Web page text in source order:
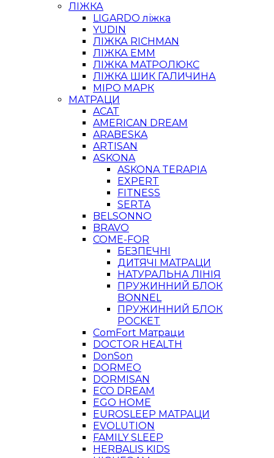
ЛІЖКА
LIGARDO ліжка
YUDIN
ЛІЖКА RICHMAN
ЛІЖКА ЕММ
ЛІЖКА МАТРОЛЮКС
ЛІЖКА ШИК ГАЛИЧИНА
МІРО МАРК
МАТРАЦИ
ACAT
AMERICAN DREAM
ARABESKA
ARTISAN
ASKONA
ASKONA TERAPIA
EXPERT
FITNESS
SERTA
BELSONNO
BRAVO
COME-FOR
БЕЗПЕЧНІ
ДИТЯЧІ МАТРАЦИ
НАТУРАЛЬНА ЛІНІЯ
ПРУЖИННИЙ БЛОК
BONNEL
ПРУЖИННИЙ БЛОК
POCKET
ComFort Матраци
DOCTOR HEALTH
DonSon
DORMEO
DORMISAN
ECO DREAM
EGO HOME
EUROSLEEP МАТРАЦИ
EVOLUTION
FAMILY SLEEP
HERBALIS KIDS